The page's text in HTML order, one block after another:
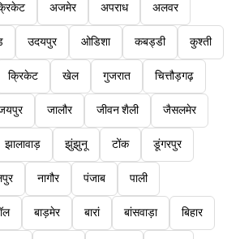
अजमेर अपराध अलवर
उदयपुर ओडिशा कबड्डी कुश्ती
क्रिकेट खेल गुजरात चित्तौड़गढ़
जालौर जीवन शैली जैसलमेर
झालावाड़ झुंझुनू टोंक डूंगरपुर
नागौर पंजाब पाली
बाड़मेर बारां बांसवाड़ा बिहार